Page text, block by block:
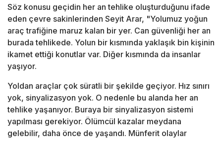
Söz konusu geçidin her an tehlike oluşturduğunu ifade
eden çevre sakinlerinden Seyit Arar, "Yolumuz yoğun
araç trafiğine maruz kalan bir yer. Can güvenliği her an
burada tehlikede. Yolun bir kısmında yaklaşık bin kişinin
ikamet ettiği konutlar var. Diğer kısmında da insanlar
yaşıyor.
Yoldan araçlar çok süratli bir şekilde geçiyor. Hız sınırı
yok, sinyalizasyon yok. O nedenle bu alanda her an
tehlike yaşanıyor. Buraya bir sinyalizasyon sistemi
yapılması gerekiyor. Ölümcül kazalar meydana
gelebilir, daha önce de yaşandı. Münferit olaylar